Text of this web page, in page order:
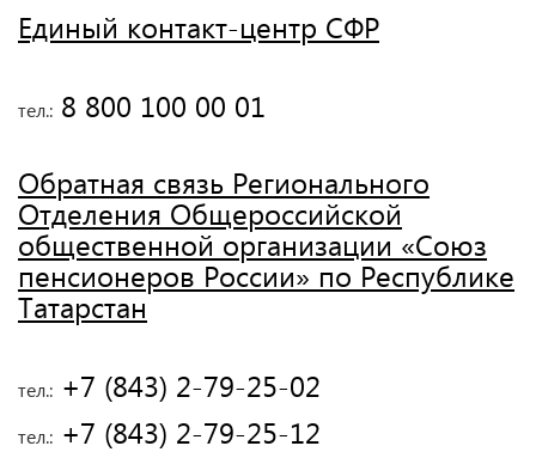
Единый контакт-центр СФР
тел.: 8 800 100 00 01
Обратная связь Регионального
Отделения Общероссийской
общественной организации «Союз
пенсионеров России» по Республике
Татарстан
тел.: +7 (843) 2-79-25-02
тел.: +7 (843) 2-79-25-12